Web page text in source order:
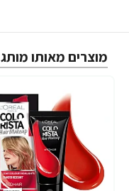
מוצרים מאותו מותג